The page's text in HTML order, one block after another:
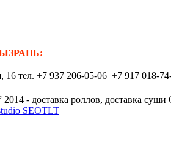
16 тел. +7 937 206-05-06 +7 917 018-
- доставка роллов, доставка суши
SEOTLT